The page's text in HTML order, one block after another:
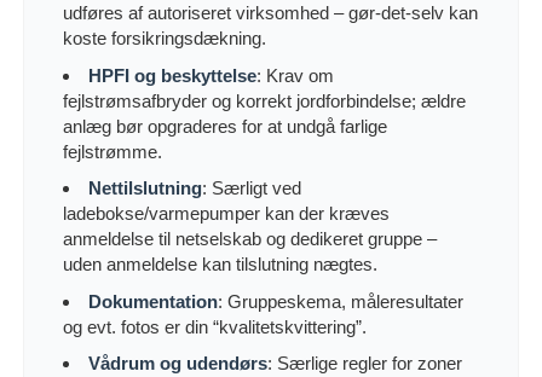
udføres af autoriseret virksomhed – gør-det-selv kan
koste forsikringsdækning.
HPFI og beskyttelse: Krav om
fejlstrømsafbryder og korrekt jordforbindelse; ældre
anlæg bør opgraderes for at undgå farlige
fejlstrømme.
Nettilslutning: Særligt ved
ladebokse/varmepumper kan der kræves
anmeldelse til netselskab og dedikeret gruppe –
uden anmeldelse kan tilslutning nægtes.
Dokumentation: Gruppeskema, måleresultater
og evt. fotos er din “kvalitetskvittering”.
Vådrum og udendørs: Særlige regler for zoner